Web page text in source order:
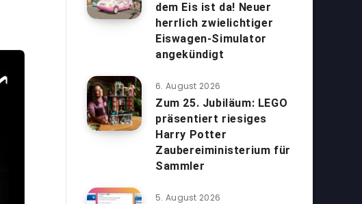
dem Eis ist da! Neuer
herrlich zwielichtiger
Eiswagen-Simulator
angekündigt
6. August 2026
Zum 25. Jubiläum: LEGO
präsentiert riesiges
Harry Potter
Zaubereiministerium für
Sammler
5. August 2026